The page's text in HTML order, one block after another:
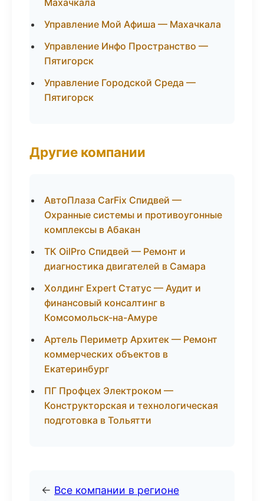
Махачкала
Управление Мой Афиша — Махачкала
Управление Инфо Пространство —
Пятигорск
Управление Городской Среда —
Пятигорск
Другие компании
АвтоПлаза CarFix Спидвей —
Охранные системы и противоугонные
комплексы в Абакан
ТК OilPro Спидвей — Ремонт и
диагностика двигателей в Самара
Холдинг Expert Статус — Аудит и
финансовый консалтинг в
Комсомольск-на-Амуре
Артель Периметр Архитек — Ремонт
коммерческих объектов в
Екатеринбург
ПГ Профцех Электроком —
Конструкторская и технологическая
подготовка в Тольятти
← Все компании в регионе